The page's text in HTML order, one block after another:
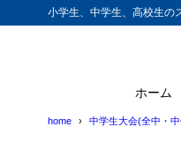
小学生、中学生、高校生の
ホーム
home 中学生大会(全中・